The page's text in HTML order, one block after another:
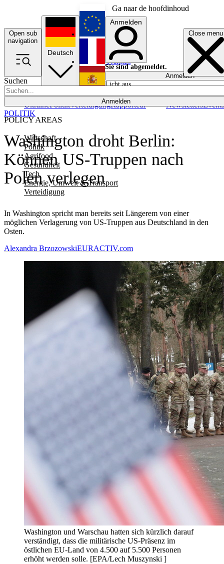
Ga naar de hoofdinhoud
Open sub
navigation
Close menu
Suchen
Anmelden
POLICY AREAS
Wirtschaft
Politik
Agrifood
Gesundheit
Tech
Energie, Umwelt & Transport
Verteidigung
UkrainePolitikVerteidigungRapporteur NewslettersEvents
Deutsch
English
Français
Anmelden
Sie sind abgemeldet.
Anmelden
Licht aus
Washington droht Berlin:
Können US-Truppen nach
Polen verlegen
In Washington spricht man bereits seit Längerem von einer
möglichen Verlagerung von US-Truppen aus Deutschland in den
Osten.
POLITIK
Alexandra BrzozowskiEURACTIV.com
Washington und Warschau hatten sich kürzlich darauf
verständigt, dass die militärische US-Präsenz im
östlichen EU-Land von 4.500 auf 5.500 Personen
erhöht werden solle. [EPA/Lech Muszynski ]